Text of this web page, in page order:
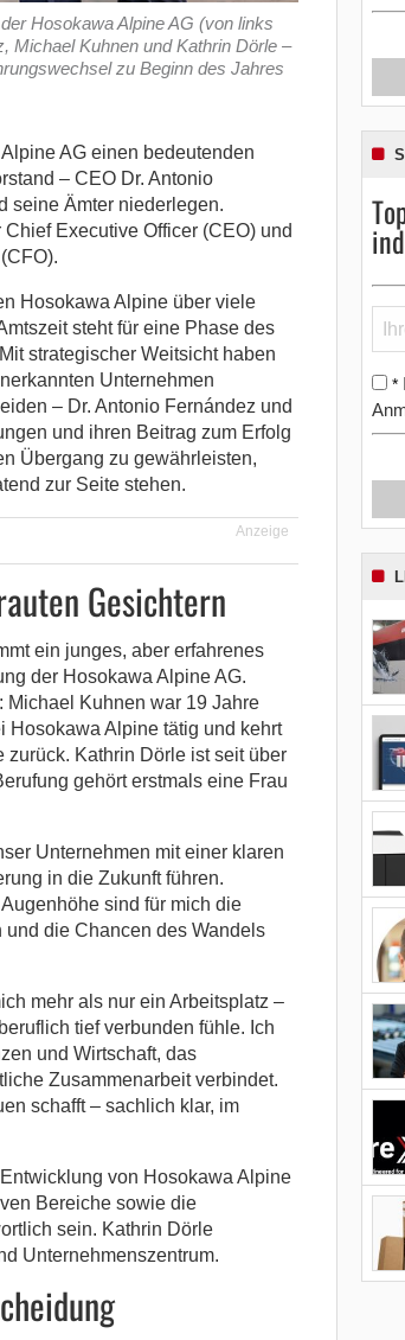
Hosokawa Alpine AG (von links
Michael Kuhnen und Kathrin Dörle –
zu Beginn des Jahres
AG einen bedeutenden
– CEO Dr. Antonio
seine Ämter niederlegen.
Executive Officer (CEO) und
Hosokawa Alpine über viele
steht für eine Phase des
strategischer Weitsicht haben
Unternehmen
– Dr. Antonio Fernández und
und ihren Beitrag zum Erfolg
Übergang zu gewährleisten,
zur Seite stehen.
Anzeige
Gesichtern
ein junges, aber erfahrenes
der Hosokawa Alpine AG.
Michael Kuhnen war 19 Jahre
Hosokawa Alpine tätig und kehrt
Kathrin Dörle ist seit über
gehört erstmals eine Frau
Unternehmen mit einer klaren
in die Zukunft führen.
sind für mich die
die Chancen des Wandels
mehr als nur ein Arbeitsplatz –
tief verbunden fühle. Ich
und Wirtschaft, das
Zusammenarbeit verbindet.
schafft – sachlich klar, im
von Hosokawa Alpine
Bereiche sowie die
sein. Kathrin Dörle
Unternehmenszentrum.
*